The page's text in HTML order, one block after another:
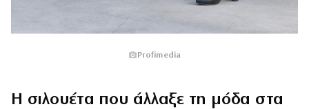
Profimedia
Η σιλουέτα που άλλαξε τη μόδα στα